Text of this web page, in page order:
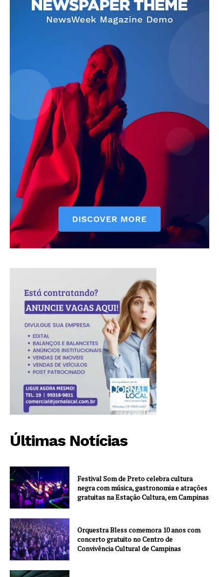
Últimas Notícias
Festival Som de Preto celebra cultura
negra com música, gastronomia e atrações
gratuitas na Estação Cultura, em Campinas
Orquestra Bless comemora 10 anos com
concerto gratuito no Centro de
Convivência Cultural de Campinas